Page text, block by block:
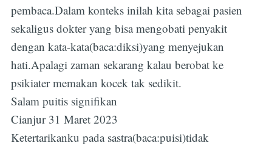
pembaca.Dalam konteks inilah kita sebagai pasien
sekaligus dokter yang bisa mengobati penyakit
dengan kata-kata(baca:diksi)yang menyejukan
hati.Apalagi zaman sekarang kalau berobat ke
psikiater memakan kocek tak sedikit.
Salam puitis signifikan
Cianjur 31 Maret 2023
Ketertarikanku pada sastra(baca:puisi)tidak